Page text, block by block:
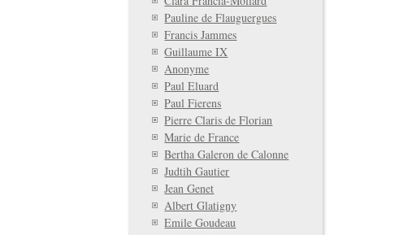
Pauline de Flauguergues
Francis Jammes
Guillaume IX
Anonyme
Paul Eluard
Paul Fierens
Pierre Claris de Florian
Marie de France
Bertha Galeron de Calonne
Judtih Gautier
Jean Genet
Albert Glatigny
Emile Goudeau